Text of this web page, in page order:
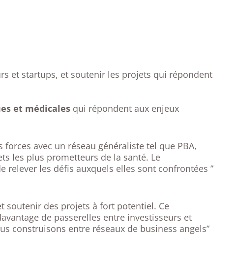
et startups, et soutenir les projets qui répondent
et médicales qui répondent aux enjeux
avec un réseau généraliste tel que PBA,
les plus prometteurs de la santé. Le
relever les défis auxquels elles sont confrontées ”
soutenir des projets à fort potentiel. Ce
de passerelles entre investisseurs et
construisons entre réseaux de business angels”